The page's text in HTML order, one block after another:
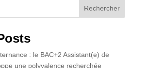
Rechercher
: le BAC+2 Assistant(e) de
une polyvalence recherchée